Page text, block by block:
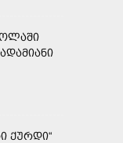
ᲥᲣᲠᲓᲘ“